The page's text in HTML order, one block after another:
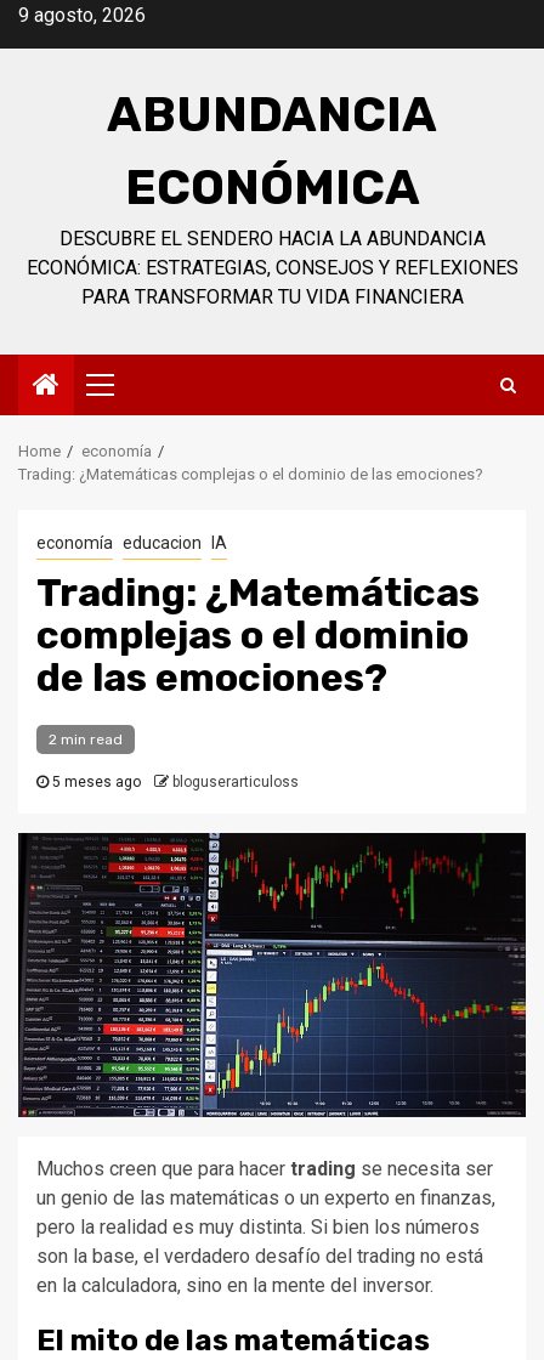
Skip9 agosto, 2026
ABUNDANCIA
ECONÓMICA
DESCUBRE EL SENDERO HACIA LA ABUNDANCIA
ECONÓMICA: ESTRATEGIAS, CONSEJOS Y REFLEXIONES
PARA TRANSFORMAR TU VIDA FINANCIERA
Primary
Menu
Home
economía
Trading: ¿Matemáticas complejas o el dominio de las emociones?
economía educacion IA
Trading: ¿Matemáticas
complejas o el dominio
de las emociones?
2 min read
5 meses ago bloguserarticuloss
Muchos creen que para hacer trading se necesita ser
un genio de las matemáticas o un experto en finanzas,
pero la realidad es muy distinta. Si bien los números
son la base, el verdadero desafío del trading no está
en la calculadora, sino en la mente del inversor.
El mito de las matemáticas